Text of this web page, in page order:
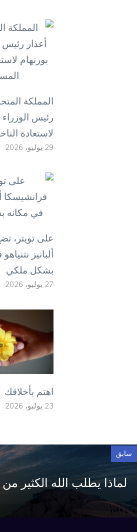
المملكة
رئيس الوزراء
لاستعادة
29 يوليو، 2026
على تويتر،
ألبانيز
بشكل ملكي
27 يوليو، 2026
اهتم بأخلاقك
23 يوليو، 2026
سابق
لماذا يطلب الله الكثير